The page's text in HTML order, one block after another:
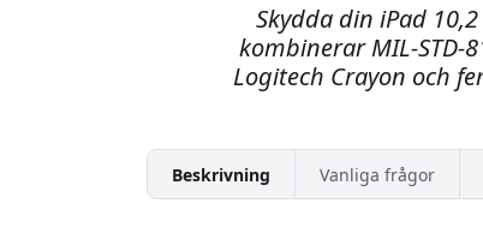
Skydda din iPad
kombinerar MIL-STD-
Logitech Crayon och
Beskrivning Vanliga frågor